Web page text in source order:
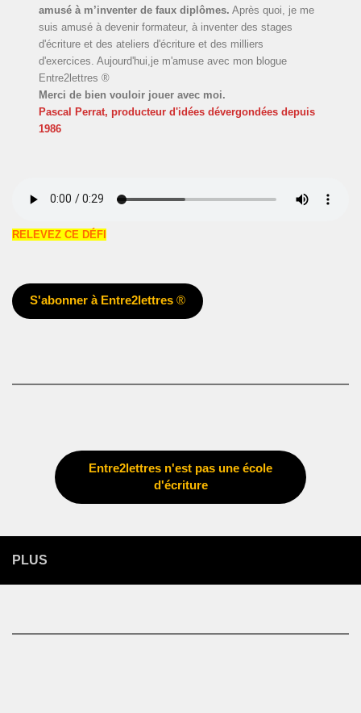
amusé à m’inventer de faux diplômes. Après quoi, je me
suis amusé à devenir formateur, à inventer des stages
d'écriture et des ateliers d'écriture et des milliers
d'exercices. Aujourd'hui,je m'amuse avec mon blogue
Entre2lettres ®
Merci de bien vouloir jouer avec moi.
Pascal Perrat, producteur d'idées dévergondées depuis
1986
RELEVEZ CE DÉFI
S'abonner à Entre2lettres®
Entre2lettres n'est pas une école
d'écriture
PLUS